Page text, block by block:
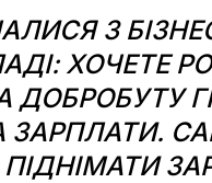
З
ХОЧЕТЕ
ДОБРОБУТУ